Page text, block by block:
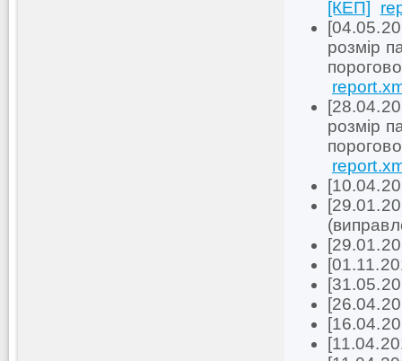
[КЕП]
розмір
розмір